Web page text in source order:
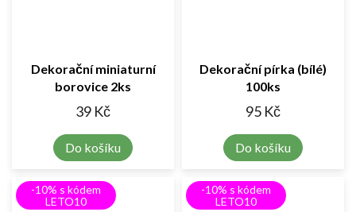
Dekorační miniaturní
borovice 2ks
39 Kč
Do košíku
Dekorační pírka (bílé)
100ks
95 Kč
Do košíku
-10% s kódem
LETO10
-10% s kódem
LETO10